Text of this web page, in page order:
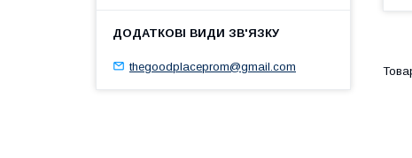
thegoodplaceprom@gmail.com